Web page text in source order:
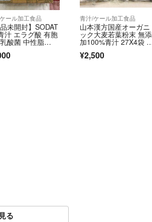
ール加工食品
品未開封】SODAT
汁 エラグ酸 有胞
酸菌 中性脂
臓脂肪
青汁/ケール加工食品
山本漢方国産オーガニ
ック大麦若葉粉末 無添
加100%青汁 27X4袋 1
08包
¥2,500
る